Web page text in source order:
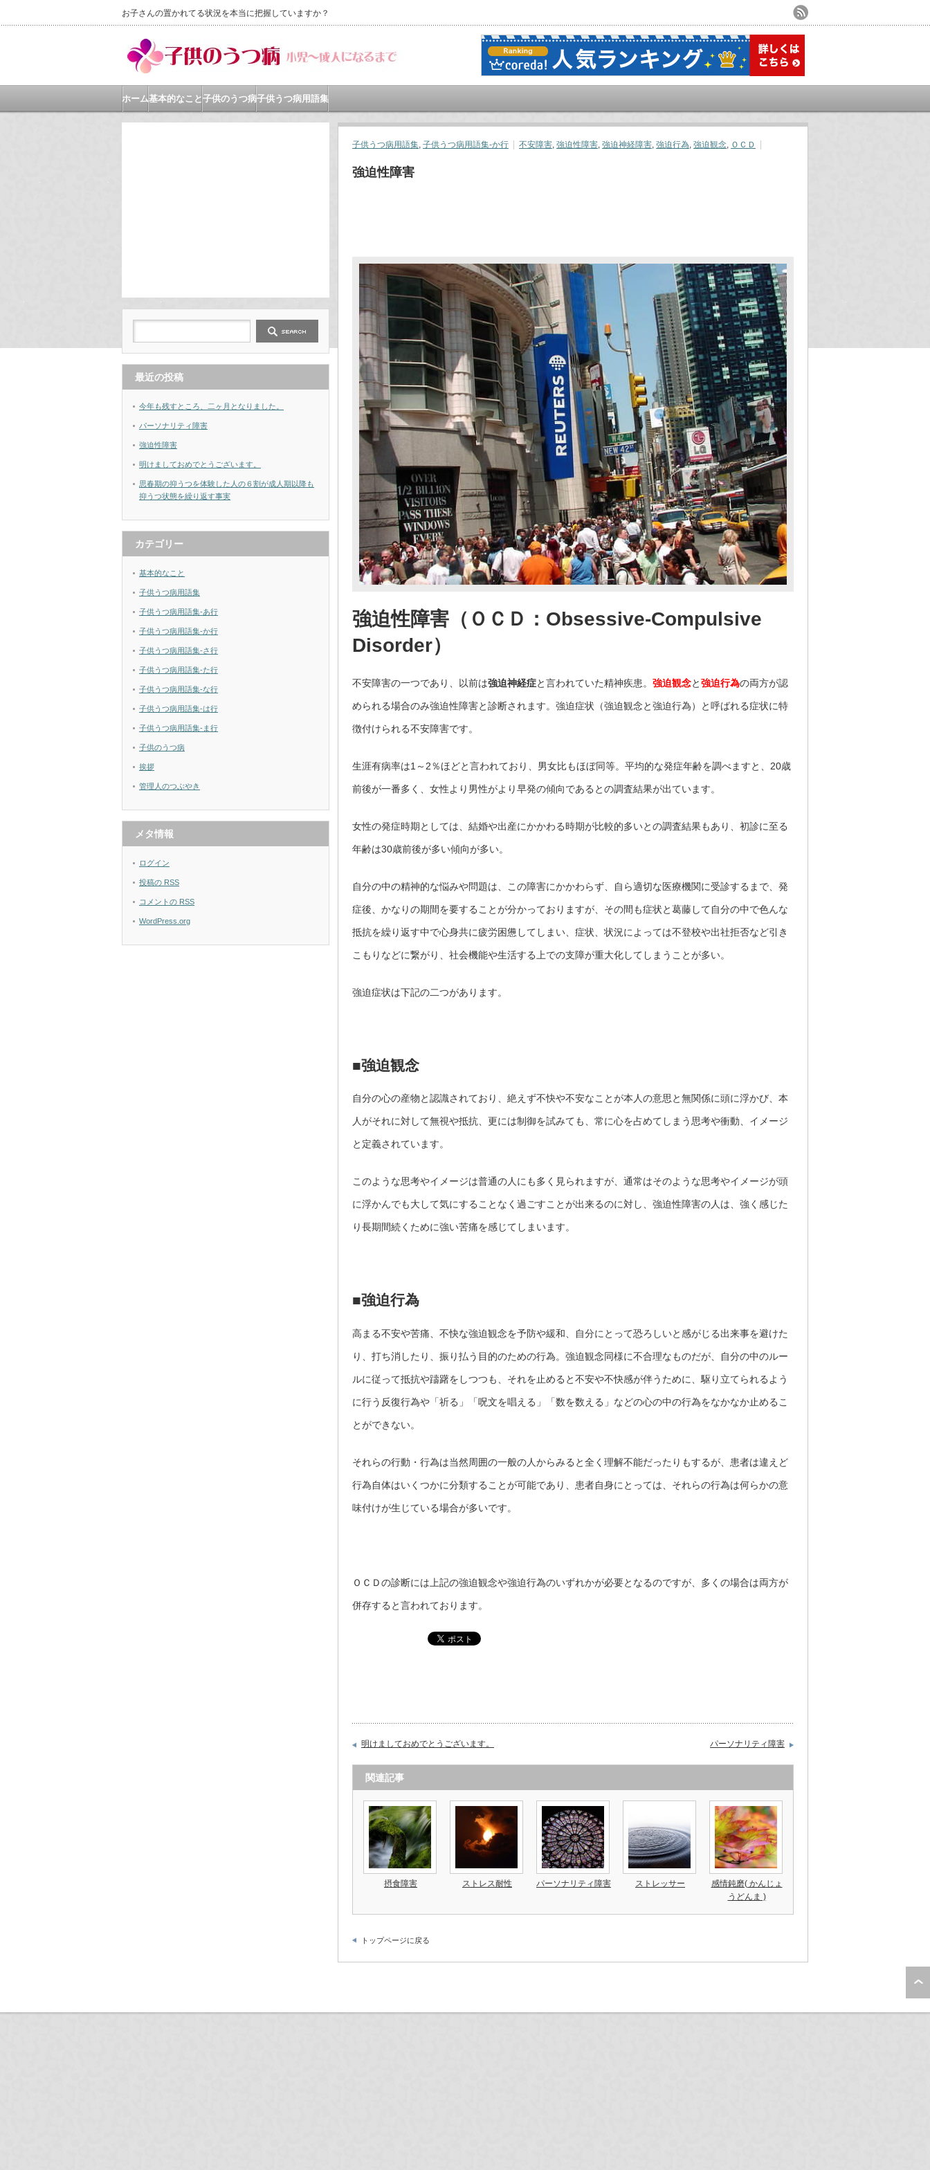
お子さんの置かれてる状況を本当に把握していますか？
ホーム基本的なこと子供のうつ病子供うつ病用語集
子供うつ病用語集, 子供うつ病用語集-か行 不安障害, 強迫性障害, 強迫神経障害, 強迫行為, 強迫観念, ＯＣＤ
強迫性障害
強迫性障害（ＯＣＤ：Obsessive-Compulsive
Disorder）
不安障害の一つであり、以前は強迫神経症と言われていた精神疾患。 強迫観念と強迫行為の両方が認
められる場合のみ強迫性障害と診断されます。強迫症状（強迫観念と強迫行為）と呼ばれる症状に特
徴付けられる不安障害です。
生涯有病率は1～2％ほどと言われており、男女比もほぼ同等。平均的な発症年齢を調べますと、20歳
前後が一番多く、女性より男性がより早発の傾向であるとの調査結果が出ています。
女性の発症時期としては、結婚や出産にかかわる時期が比較的多いとの調査結果もあり、初診に至る
年齢は30歳前後が多い傾向が多い。
自分の中の精神的な悩みや問題は、この障害にかかわらず、自ら適切な医療機関に受診するまで、発
症後、かなりの期間を要することが分かっておりますが、その間も症状と葛藤して自分の中で色んな
抵抗を繰り返す中で心身共に疲労困憊してしまい、症状、状況によっては不登校や出社拒否など引き
こもりなどに繋がり、社会機能や生活する上での支障が重大化してしまうことが多い。
強迫症状は下記の二つがあります。
■強迫観念
自分の心の産物と認識されており、絶えず不快や不安なことが本人の意思と無関係に頭に浮かび、本
人がそれに対して無視や抵抗、更には制御を試みても、常に心を占めてしまう思考や衝動、イメージ
と定義されています。
このような思考やイメージは普通の人にも多く見られますが、通常はそのような思考やイメージが頭
に浮かんでも大して気にすることなく過ごすことが出来るのに対し、強迫性障害の人は、強く感じた
り長期間続くために強い苦痛を感じてしまいます。
■強迫行為
高まる不安や苦痛、不快な強迫観念を予防や緩和、自分にとって恐ろしいと感がじる出来事を避けた
り、打ち消したり、振り払う目的のための行為。強迫観念同様に不合理なものだが、自分の中のルー
ルに従って抵抗や躊躇をしつつも、それを止めると不安や不快感が伴うために、駆り立てられるよう
に行う反復行為や「祈る」「呪文を唱える」「数を数える」などの心の中の行為をなかなか止めるこ
とができない。
それらの行動・行為は当然周囲の一般の人からみると全く理解不能だったりもするが、患者は違えど
行為自体はいくつかに分類することが可能であり、患者自身にとっては、それらの行為は何らかの意
味付けが生じている場合が多いです。
ＯＣＤの診断には上記の強迫観念や強迫行為のいずれかが必要となるのですが、多くの場合は両方が
併存すると言われております。
明けましておめでとうございます。 パーソナリティ障害
関連記事
摂食障害 ストレス耐性 パーソナリティ障害 ストレッサー
感情鈍磨( かんじょ
うどんま )
トップページに戻る
最近の投稿
今年も残すところ、二ヶ月となりました。
パーソナリティ障害
強迫性障害
明けましておめでとうございます。
思春期の抑うつを体験した人の６割が成人期以降も
抑うつ状態を繰り返す事実
カテゴリー
基本的なこと
子供うつ病用語集
子供うつ病用語集-あ行
子供うつ病用語集-か行
子供うつ病用語集-さ行
子供うつ病用語集-た行
子供うつ病用語集-な行
子供うつ病用語集-は行
子供うつ病用語集-ま行
子供のうつ病
挨拶
管理人のつぶやき
メタ情報
ログイン
投稿の RSS
コメントの RSS
WordPress.org